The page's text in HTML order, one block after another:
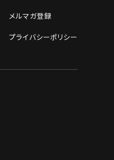
メルマガ登録
プライバシーポリシー